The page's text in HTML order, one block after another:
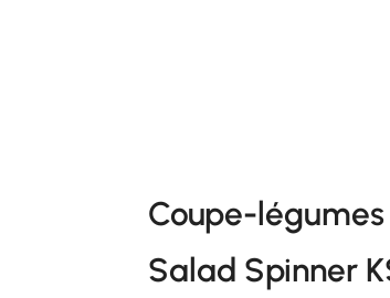
Coupe-légumes
Salad Spinner